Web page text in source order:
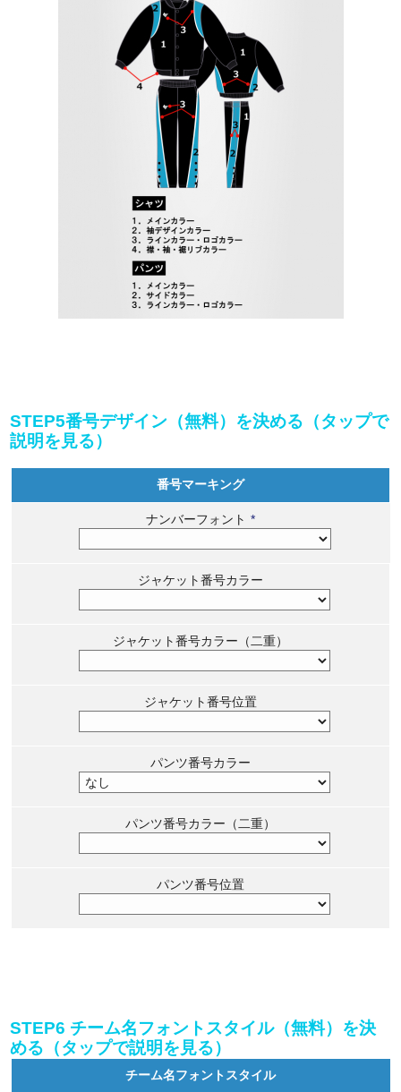
STEP5番号デザイン（無料）を決める（タップで
説明を見る）
番号マーキング
ナンバーフォント *
ジャケット番号カラー
ジャケット番号カラー（二重）
ジャケット番号位置
パンツ番号カラー
パンツ番号カラー（二重）
パンツ番号位置
STEP6 チーム名フォントスタイル（無料）を決
める（タップで説明を見る）
チーム名フォントスタイル